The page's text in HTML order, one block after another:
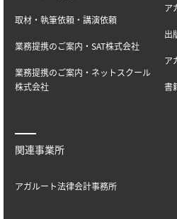
取材・執筆依頼・講演依頼
業務提携のご案内・SAT株式会社
業務提携のご案内・ネットスクール
株式会社
ア
出
ア
書
関連事業所
アガルート法律会計事務所